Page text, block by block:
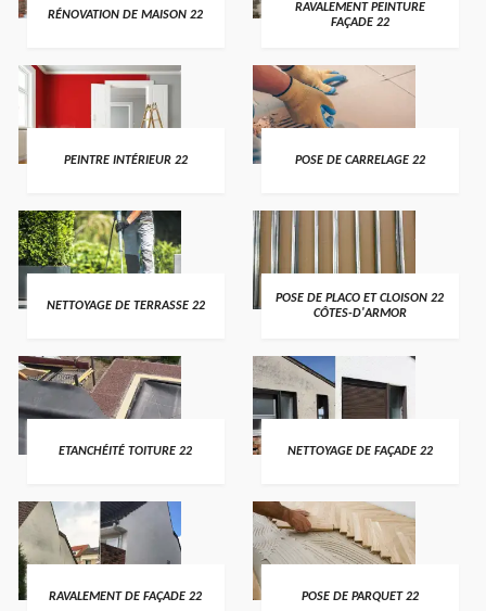
RÉNOVATION DE MAISON 22
RAVALEMENT PEINTURE
FAÇADE 22
PEINTRE INTÉRIEUR 22 POSE DE CARRELAGE 22
NETTOYAGE DE TERRASSE 22
POSE DE PLACO ET CLOISON 22
CÔTES-D'ARMOR
ETANCHÉITÉ TOITURE 22 NETTOYAGE DE FAÇADE 22
RAVALEMENT DE FAÇADE 22 POSE DE PARQUET 22